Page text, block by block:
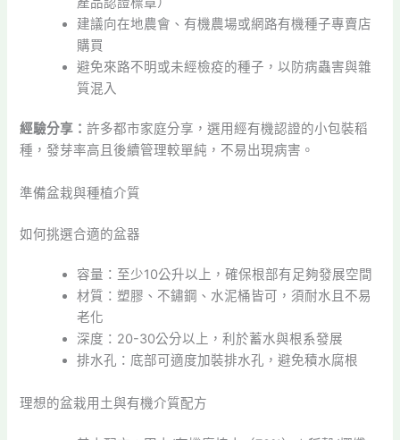
建議向在地農會、有機農場或網路有機種子專賣店
購買
避免來路不明或未經檢疫的種子，以防病蟲害與雜
質混入
經驗分享：許多都市家庭分享，選用經有機認證的小包裝稻
種，發芽率高且後續管理較單純，不易出現病害。
準備盆栽與種植介質
如何挑選合適的盆器
容量：至少10公升以上，確保根部有足夠發展空間
材質：塑膠、不鏽鋼、水泥桶皆可，須耐水且不易
老化
深度：20-30公分以上，利於蓄水與根系發展
排水孔：底部可適度加裝排水孔，避免積水腐根
理想的盆栽用土與有機介質配方